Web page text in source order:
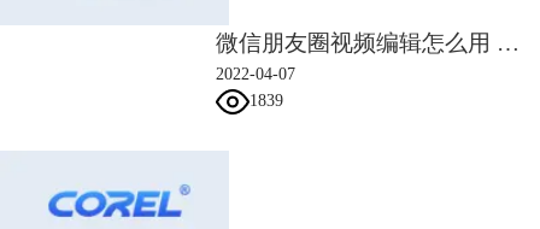
微信朋友圈视频编辑怎么用 微信朋友圈视频编辑的文字怎么去掉
2022-04-07
1839